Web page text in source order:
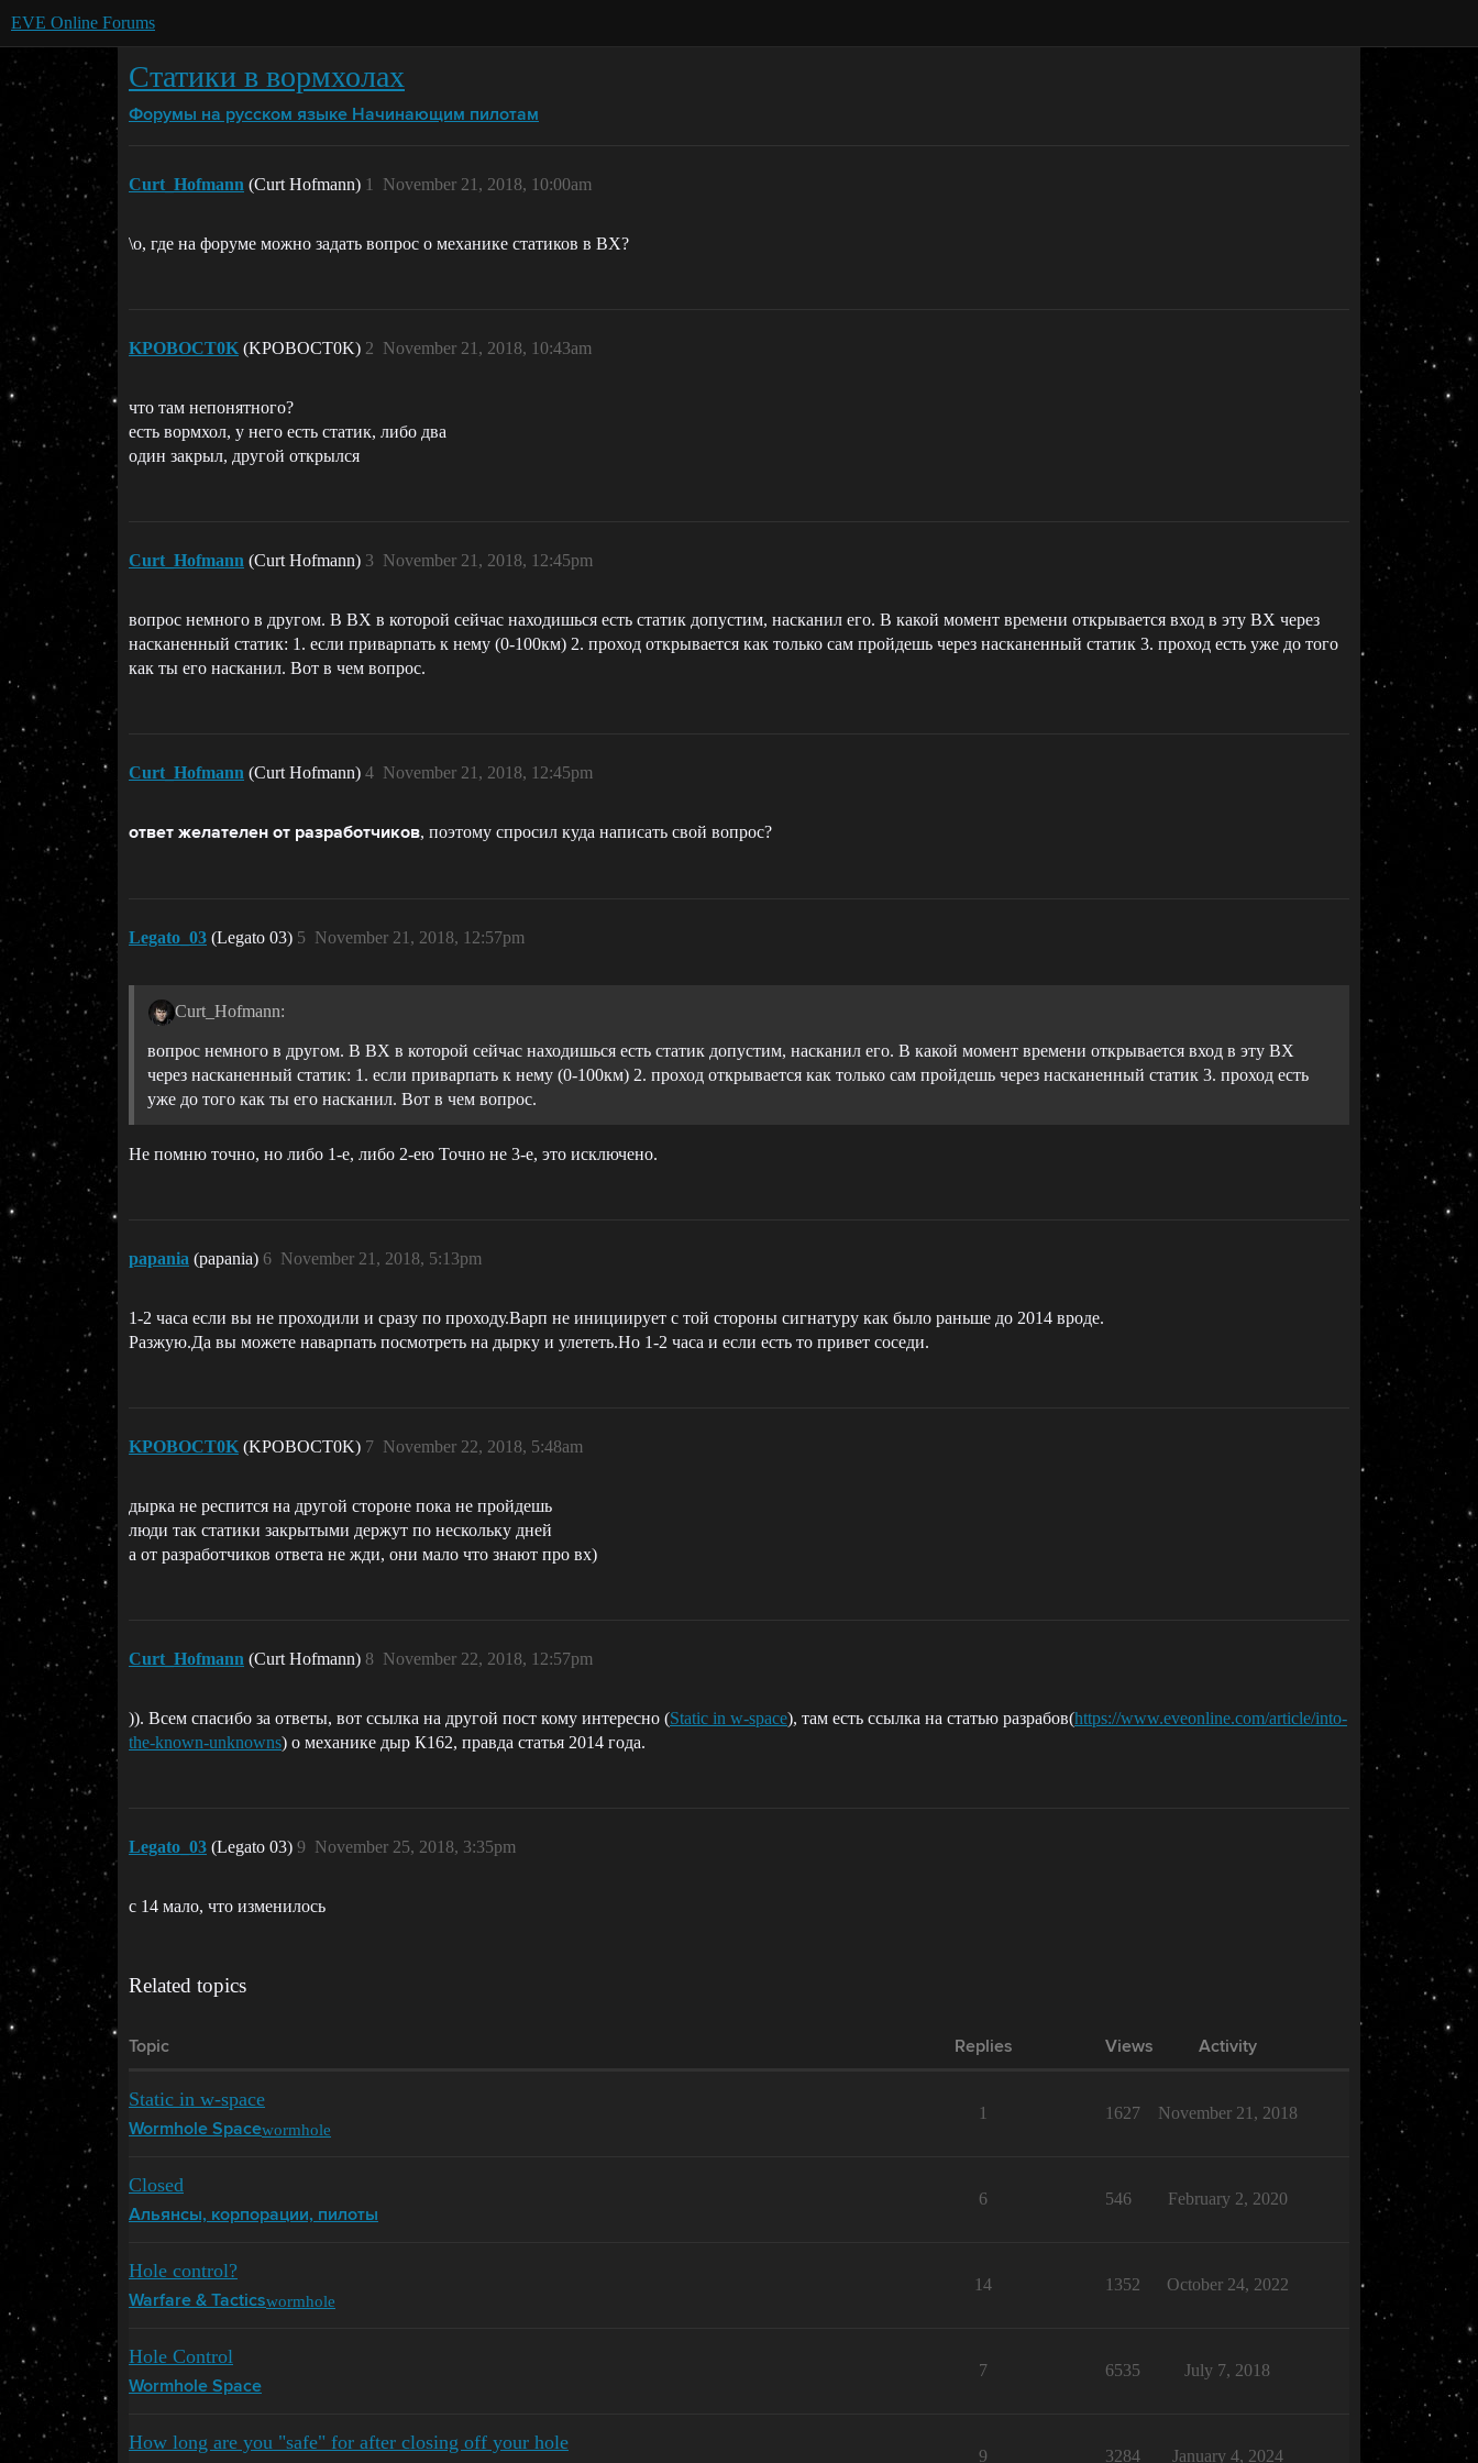
EVE Online Forums
Статики в вормхолах
Форумы на русском языке Начинающим пилотам
Curt_Hofmann (Curt Hofmann) November 21, 2018, 10:00am
1
\о, где на форуме можно задать вопрос о механике статиков в ВХ?
KPOBOCT0K (KPOBOCT0K) November 21, 2018, 10:43am
2
что там непонятного?
есть вормхол, у него есть статик, либо два
один закрыл, другой открылся
Curt_Hofmann (Curt Hofmann) November 21, 2018, 12:45pm
3
вопрос немного в другом. В ВХ в которой сейчас находишься есть статик допустим, насканил его. В какой момент времени открывается вход в эту ВХ через
насканенный статик: 1. если приварпать к нему (0-100км) 2. проход открывается как только сам пройдешь через насканенный статик 3. проход есть уже до того
как ты его насканил. Вот в чем вопрос.
Curt_Hofmann (Curt Hofmann) November 21, 2018, 12:45pm
4
ответ желателен от разработчиков, поэтому спросил куда написать свой вопрос?
Legato_03 (Legato 03) November 21, 2018, 12:57pm
5
Curt_Hofmann:
вопрос немного в другом. В ВХ в которой сейчас находишься есть статик допустим, насканил его. В какой момент времени открывается вход в эту ВХ
через насканенный статик: 1. если приварпать к нему (0-100км) 2. проход открывается как только сам пройдешь через насканенный статик 3. проход есть
уже до того как ты его насканил. Вот в чем вопрос.
Не помню точно, но либо 1-е, либо 2-ею Точно не 3-е, это исключено.
papania (papania) November 21, 2018, 5:13pm
6
1-2 часа если вы не проходили и сразу по проходу.Варп не инициирует с той стороны сигнатуру как было раньше до 2014 вроде.
Разжую.Да вы можете наварпать посмотреть на дырку и улететь.Но 1-2 часа и если есть то привет соседи.
KPOBOCT0K (KPOBOCT0K) November 22, 2018, 5:48am
7
дырка не респится на другой стороне пока не пройдешь
люди так статики закрытыми держут по нескольку дней
а от разработчиков ответа не жди, они мало что знают про вх)
Curt_Hofmann (Curt Hofmann) November 22, 2018, 12:57pm
8
)). Всем спасибо за ответы, вот ссылка на другой пост кому интересно (Static in w-space), там есть ссылка на статью разрабов(https://www.eveonline.com/article/into-
the-known-unknowns) о механике дыр К162, правда статья 2014 года.
Legato_03 (Legato 03) November 25, 2018, 3:35pm
9
с 14 мало, что изменилось
Related topics
Topic Replies Views Activity
Static in w-space
Wormhole Spacewormhole
1 1627 November 21, 2018
Closed
Альянсы, корпорации, пилоты
6 546 February 2, 2020
Hole control?
Warfare & Tacticswormhole
14 1352 October 24, 2022
Hole Control
Wormhole Space
7 6535 July 7, 2018
How long are you "safe" for after closing off your hole
9 3284 January 4, 2024